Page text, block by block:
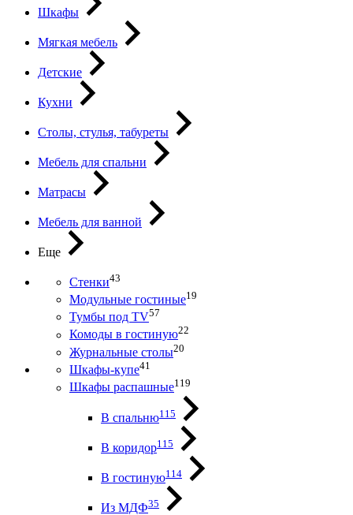
Шкафы
Мягкая мебель
Детские
Кухни
Столы, стулья, табуреты
Мебель для спальни
Матрасы
Мебель для ванной
Еще
Стенки43
Модульные гостиные19
Тумбы под ТV57
Комоды в гостиную22
Журнальные столы20
Шкафы-купе41
Шкафы распашные119
В спальню115
В коридор115
В гостиную114
Из МДФ35